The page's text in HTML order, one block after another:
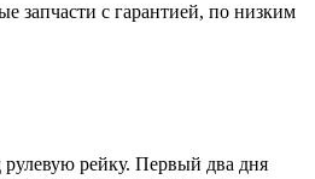
запчасти с гарантией, по низким
рулевую рейку. Первый два дня